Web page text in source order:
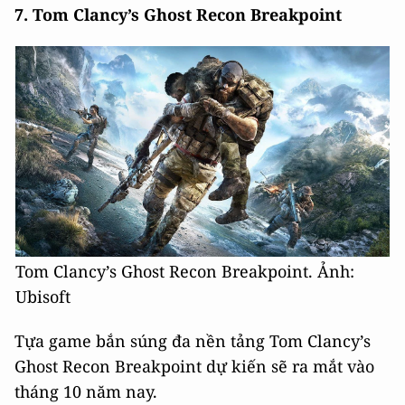
7. Tom Clancy’s Ghost Recon Breakpoint
Tom Clancy’s Ghost Recon Breakpoint. Ảnh:
Ubisoft
Tựa game bắn súng đa nền tảng Tom Clancy’s
Ghost Recon Breakpoint dự kiến sẽ ra mắt vào
tháng 10 năm nay.